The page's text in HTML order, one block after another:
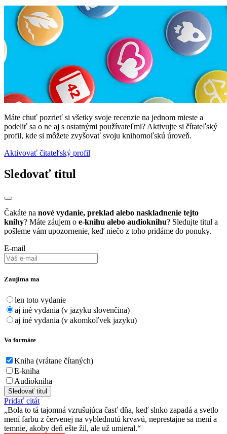
Máte chuť pozrieť si všetky svoje recenzie na jednom mieste a
podeliť sa o ne aj s ostatnými používateľmi? Aktivujte si čítateľský
profil, kde si môžete zvyšovať svoju knihomoľskú úroveň.
Aktivovať čitateľský profil
Sledovať titul
Čakáte na nové vydanie, preklad alebo naskladnenie tejto
knihy? Máte záujem o e-knihu alebo audioknihu? Sledujte titul a
pošleme vám upozornenie, keď niečo z toho pridáme do ponuky.
E-mail
Zaujíma ma
len toto vydanie
aj iné vydania (v jazyku slovenčina)
aj iné vydania (v akomkoľvek jazyku)
Vo formáte
Kniha (vrátane čítaných)
E-kniha
Audiokniha
Sledovať titul
Pridať citát
Bola to tá tajomná vzrušujúca časť dňa, keď slnko zapadá a svetlo
mení farbu z červenej na vyblednutú krvavú, neprestajne sa mení a
temnie, akoby deň ešte žil, ale už umieral.